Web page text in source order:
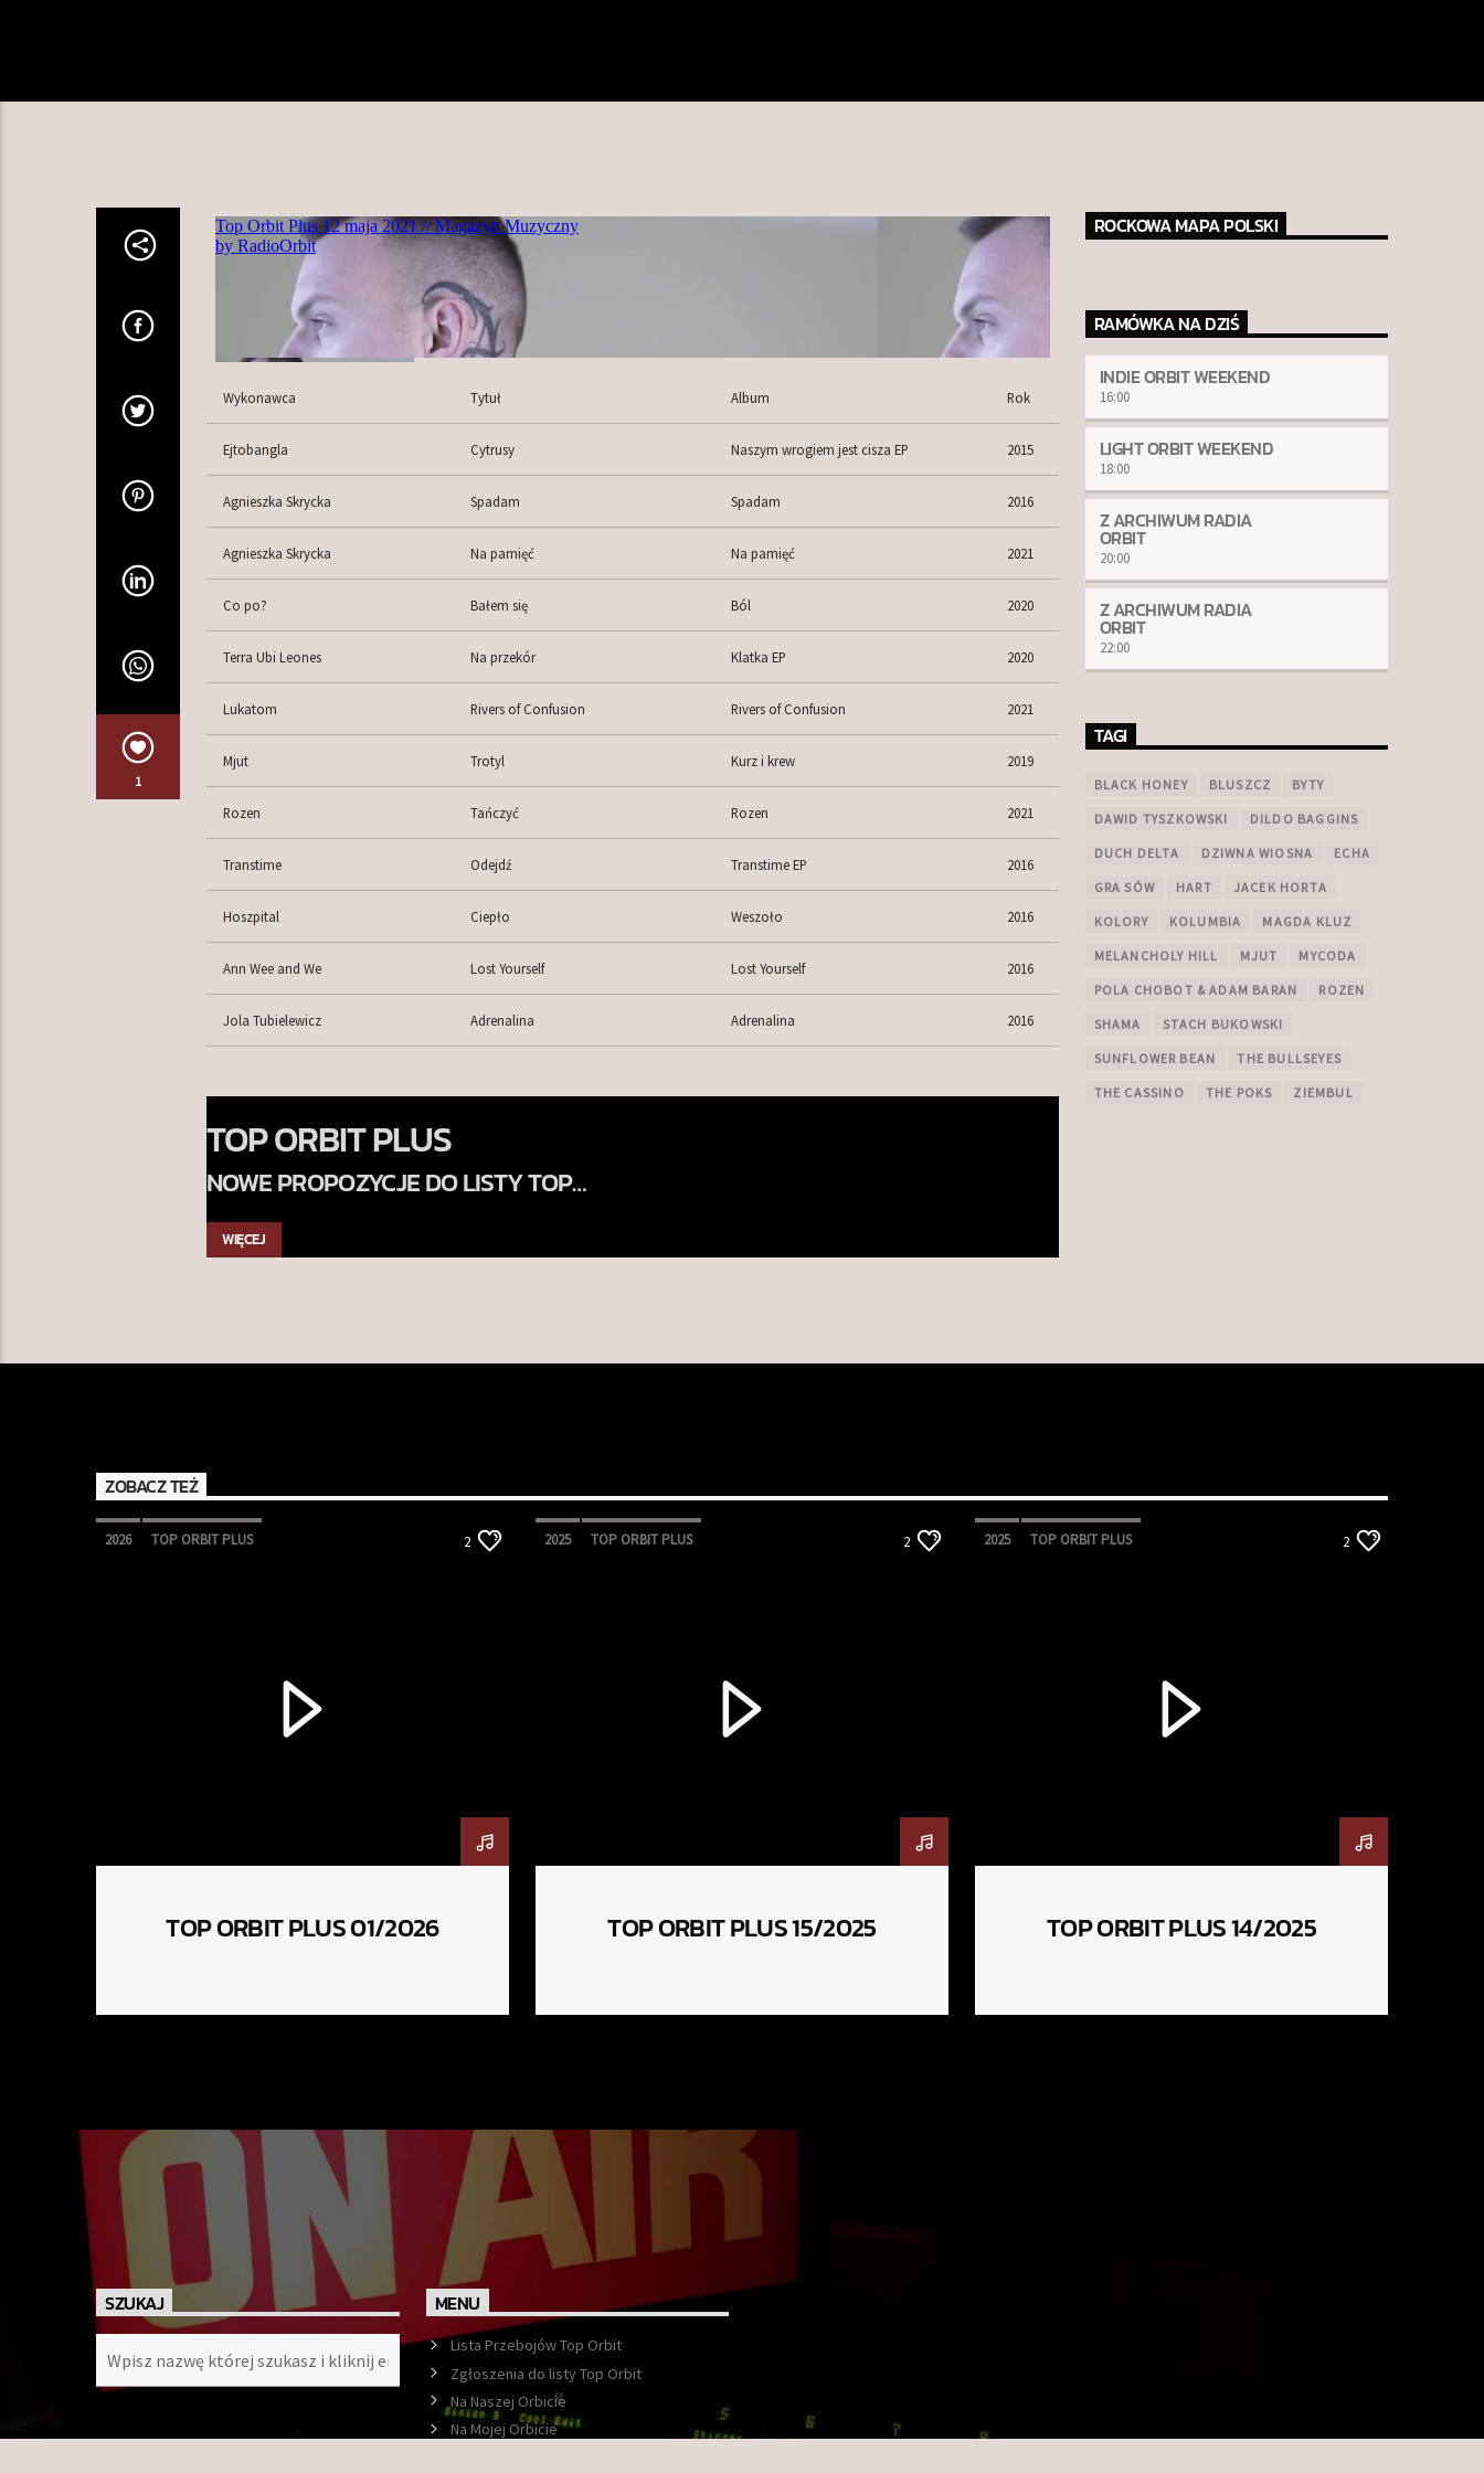
1
Wykonawca Tytuł Album Rok
Ejtobangla Cytrusy Naszym wrogiem jest cisza EP 2015
Agnieszka Skrycka Spadam Spadam 2016
Agnieszka Skrycka Na pamięć Na pamięć 2021
Co po? Bałem się Ból 2020
Terra Ubi Leones Na przekór Klatka EP 2020
Lukatom Rivers of Confusion Rivers of Confusion 2021
Mjut Trotyl Kurz i krew 2019
Rozen Tańczyć Rozen 2021
Transtime Odejdź Transtime EP 2016
Hoszpital Ciepło Weszoło 2016
Ann Wee and We Lost Yourself Lost Yourself 2016
Jola Tubielewicz Adrenalina Adrenalina 2016
TOP ORBIT PLUS
NOWE PROPOZYCJE DO LISTY TOP
WIĘCEJ
ROCKOWA MAPA POLSKI
RAMÓWKA NA DZIŚ
INDIE ORBIT WEEKEND
16:00
LIGHT ORBIT WEEKEND
18:00
Z ARCHIWUM RADIA
ORBIT
20:00
Z ARCHIWUM RADIA
ORBIT
22:00
TAGI
BLACK HONEY BLUSZCZ BYTY
DAWID TYSZKOWSKI DILDO BAGGINS
DUCH DELTA DZIWNA WIOSNA ECHA
GRA SÓW HART JACEK HORTA
KOLORY KOLUMBIA MAGDA KLUZ
MELANCHOLY HILL MJUT MYCODA
POLA CHOBOT & ADAM BARAN ROZEN
SHAMA STACH BUKOWSKI
SUNFLOWER BEAN THE BULLSEYES
THE CASSINO THE POKS ZIEMBUL
ZOBACZ TEŻ
2026 TOP ORBIT PLUS 2
TOP ORBIT PLUS 01/2026
2025 TOP ORBIT PLUS 2
TOP ORBIT PLUS 15/2025
2025 TOP ORBIT PLUS 2
TOP ORBIT PLUS 14/2025
SZUKAJ MENU
Lista Przebojów Top Orbit
Zgłoszenia do listy Top Orbit
Na Naszej Orbicie
Na Mojej Orbicie